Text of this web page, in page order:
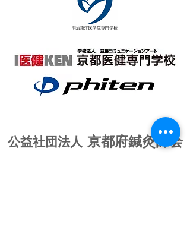
公益社団法人 京都府鍼灸師会